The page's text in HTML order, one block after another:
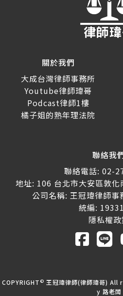
關於我們
大成台灣律師事務所
Youtube律師瑋哥
Podcast律師1樓
橘子姐的熟年理法院
聯絡我
聯絡電話: 02-
地址: 106 台北市大安區敦
公司名稱: 王冠瑋律師事
統編:
隱私權政
COPYRIGHT © 王冠瑋律師(律師瑋哥)
y 路老闆